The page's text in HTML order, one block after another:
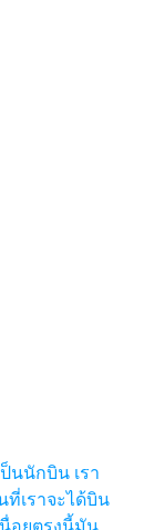
นนักบิน เรา
ที่เราจะได้บิน